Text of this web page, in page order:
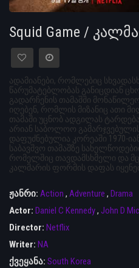
Squid Game /
ადამიანები, რომლებიც
წარუმატებლობას განიცდიან
გადარჩენის თამაშში
იღებენ, რომლის მიზანიც ათი
თამაში უცნობ ადგილას
არიან საბოლოო
დაფუძნებულია კორეაში 1970-
საბავშვო თამაშზე
რომელშიც თავდამსხმელი და
კალმარის ფორმის დაფას
ჟანრი: Action , Adventure , Drama
Actor: Daniel C Kennedy, John D
Director: Netflix
Writer: NA
ქვეყანა: South Korea